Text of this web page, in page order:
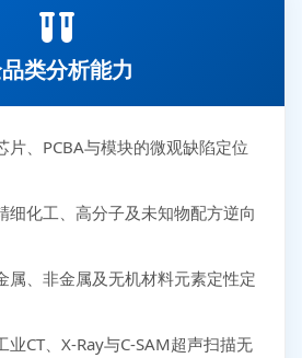
类分析能力
片、PCBA与模块的微观缺陷定位
细化工、高分子及未知物配方逆向
属、非金属及无机材料元素定性定
业CT、X-Ray与C-SAM超声扫描无